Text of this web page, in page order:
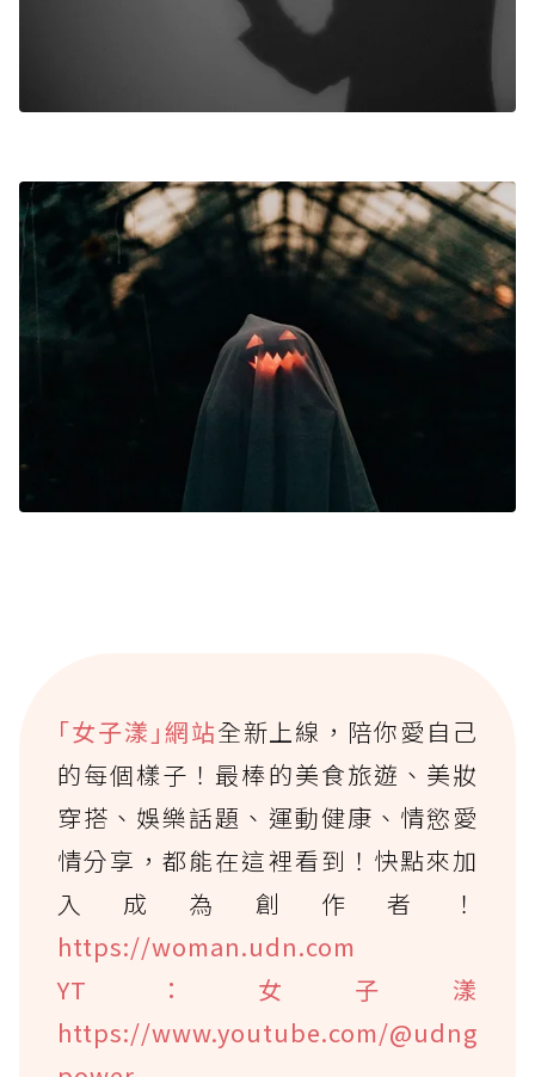
｢女子漾｣網站全新上線，陪你愛自己
的每個樣子！最棒的美食旅遊、美妝
穿搭、娛樂話題、運動健康、情慾愛
情分享，都能在這裡看到！快點來加
入成為創作者！
https://woman.udn.com
YT：女子漾
https://www.youtube.com/@udng